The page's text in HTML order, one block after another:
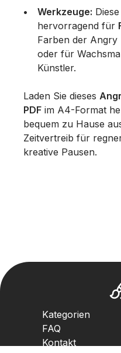
Werkzeuge:
hervorragend für
Farben der Angry
oder für
Künstler.
Laden Sie dieses
PDF im A4-Format
bequem zu Hause
Zeitvertreib für
kreative Pausen.
Kategorien
FAQ
Kontakt